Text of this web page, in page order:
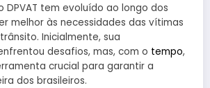
DPVAT tem evoluído ao longo dos
melhor às necessidades das vítimas
Inicialmente, sua
desafios, mas, com o tempo,
crucial para garantir a
dos brasileiros.